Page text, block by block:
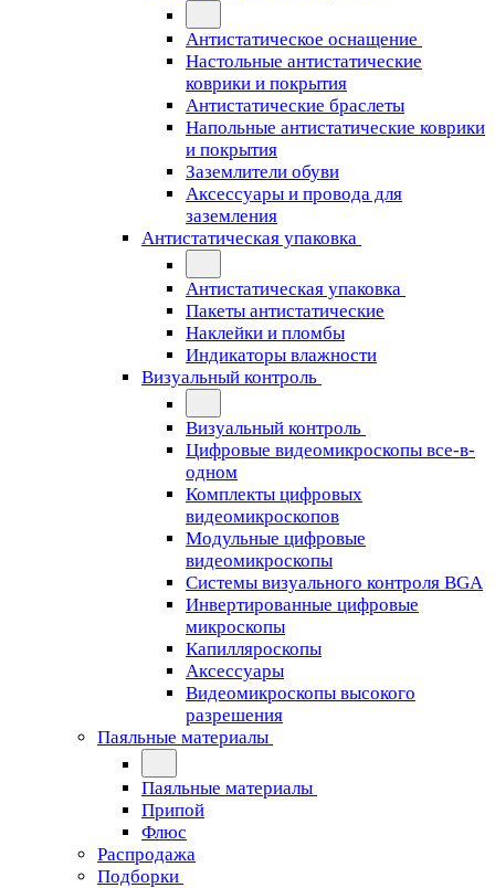
Антистатическое оснащение
Настольные антистатические
коврики и покрытия
Антистатические браслеты
Напольные антистатические коврики
и покрытия
Заземлители обуви
Аксессуары и провода для
заземления
Антистатическая упаковка
Антистатическая упаковка
Пакеты антистатические
Наклейки и пломбы
Индикаторы влажности
Визуальный контроль
Визуальный контроль
Цифровые видеомикроскопы все-в-
одном
Комплекты цифровых
видеомикроскопов
Модульные цифровые
видеомикроскопы
Cистемы визуального контроля BGA
Инвертированные цифровые
микроскопы
Капилляроскопы
Аксессуары
Видеомикроскопы высокого
разрешения
Паяльные материалы
Паяльные материалы
Припой
Флюс
Распродажа
Подборки